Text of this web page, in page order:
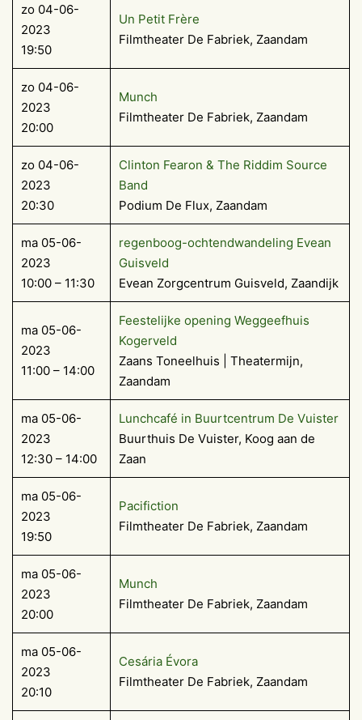
zo 04-06-
2023
19:50
Un Petit Frère
Filmtheater De Fabriek, Zaandam
zo 04-06-
2023
20:00
Munch
Filmtheater De Fabriek, Zaandam
zo 04-06-
2023
20:30
Clinton Fearon & The Riddim Source
Band
Podium De Flux, Zaandam
ma 05-06-
2023
10:00 – 11:30
regenboog-ochtendwandeling Evean
Guisveld
Evean Zorgcentrum Guisveld, Zaandijk
ma 05-06-
2023
11:00 – 14:00
Feestelijke opening Weggeefhuis
Kogerveld
Zaans Toneelhuis | Theatermijn,
Zaandam
ma 05-06-
2023
12:30 – 14:00
Lunchcafé in Buurtcentrum De Vuister
Buurthuis De Vuister, Koog aan de
Zaan
ma 05-06-
2023
19:50
Pacifiction
Filmtheater De Fabriek, Zaandam
ma 05-06-
2023
20:00
Munch
Filmtheater De Fabriek, Zaandam
ma 05-06-
2023
20:10
Cesária Évora
Filmtheater De Fabriek, Zaandam